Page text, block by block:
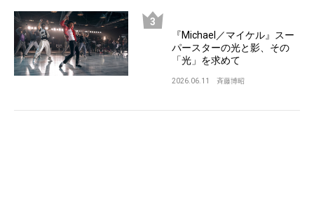
『Michael／マイケル』スー
パースターの光と影、その
「光」を求めて
2026.06.11 斉藤博昭